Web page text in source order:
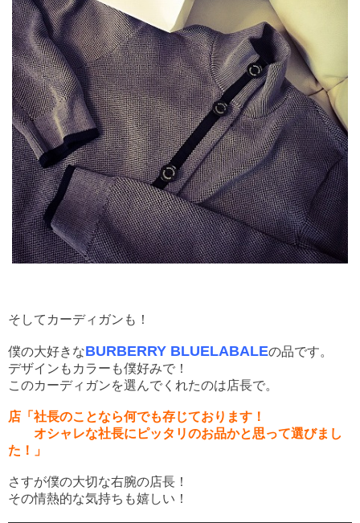
そしてカーディガンも！
僕の大好きなBURBERRY BLUELABALEの品です。
デザインもカラーも僕好みで！
このカーディガンを選んでくれたのは店長で。
店「社長のことなら何でも存じております！
オシャレな社長にピッタリのお品かと思って選びまし
た！」
さすが僕の大切な右腕の店長！
その情熱的な気持ちも嬉しい！